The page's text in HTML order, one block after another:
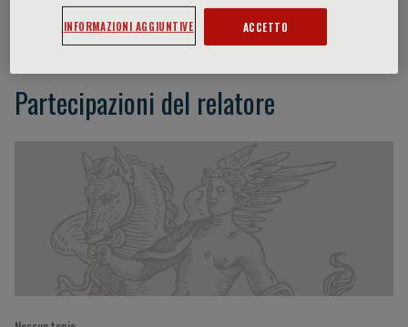
Luca Ansaloni
Partecipazioni del relatore
INFORMAZIONI AGGIUNTIVE ACCETTO